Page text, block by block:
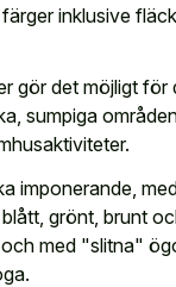
inklusive
gör det möjligt för
sumpiga
imponerande,
grönt, brunt
med "slitna"